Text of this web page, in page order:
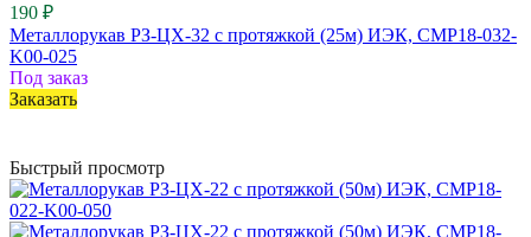
190 ₽
Металлорукав РЗ-ЦХ-32 с протяжкой (25м) ИЭК, CMP18-032-
K00-025
Под заказ
Заказать
Быстрый просмотр